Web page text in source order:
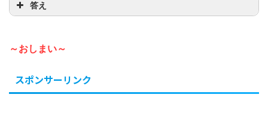
答え
～おしまい～
スポンサーリンク